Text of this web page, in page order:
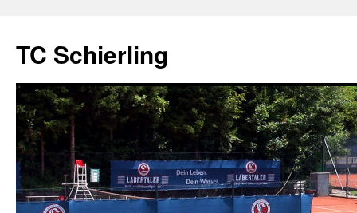
TC Schierling